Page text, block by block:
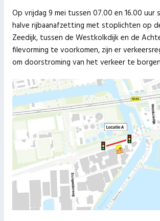
Op vrijdag 9 mei tussen 07.00 en 16.00 uur
halve rijbaanafzetting met stoplichten op
Zeedijk, tussen de Westkolkdijk en de
filevorming te voorkomen, zijn er
om doorstroming van het verkeer te